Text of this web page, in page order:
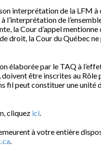
interprétation de la LFM à
l’interprétation de
la Cour d’appel
droit, la Cour du Québec
élaborée par le TAQ à
être inscrites au
fil peut constituer une unité
cliquez ici.
à votre entière
.